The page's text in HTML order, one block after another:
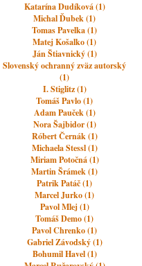
Katarína Dudíková (1)
Michal Ďubek (1)
Tomas Pavelka (1)
Matej Košalko (1)
Ján Štiavnický (1)
Slovenský ochranný zväz autorský
(1)
I. Stiglitz (1)
Tomáš Pavlo (1)
Adam Pauček (1)
Nora Šajbidor (1)
Róbert Černák (1)
Michaela Stessl (1)
Miriam Potočná (1)
Martin Šrámek (1)
Patrik Patáč (1)
Marcel Jurko (1)
Pavol Mlej (1)
Tomáš Demo (1)
Pavol Chrenko (1)
Gabriel Závodský (1)
Bohumil Havel (1)